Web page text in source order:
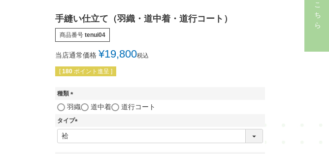
・本仕立て解き湯のし
・本仕立て解き手湯のし
こ
ち
ら
手縫い仕立て（羽織・道中着・道行コート）
商品番号 tenui04
当店通常価格 ¥19,800税込
[ 180 ポイント進呈 ]
種類
(
須
)
羽織 道中着 道行コート
タイプ
(